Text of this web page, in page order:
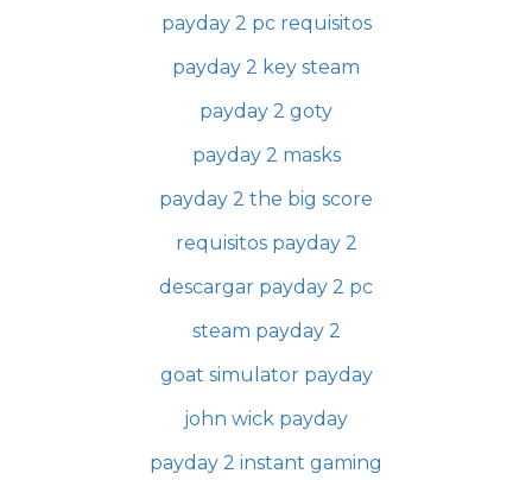
payday 2 pc requisitos
payday 2 key steam
payday 2 goty
payday 2 masks
payday 2 the big score
requisitos payday 2
descargar payday 2 pc
steam payday 2
goat simulator payday
john wick payday
payday 2 instant gaming